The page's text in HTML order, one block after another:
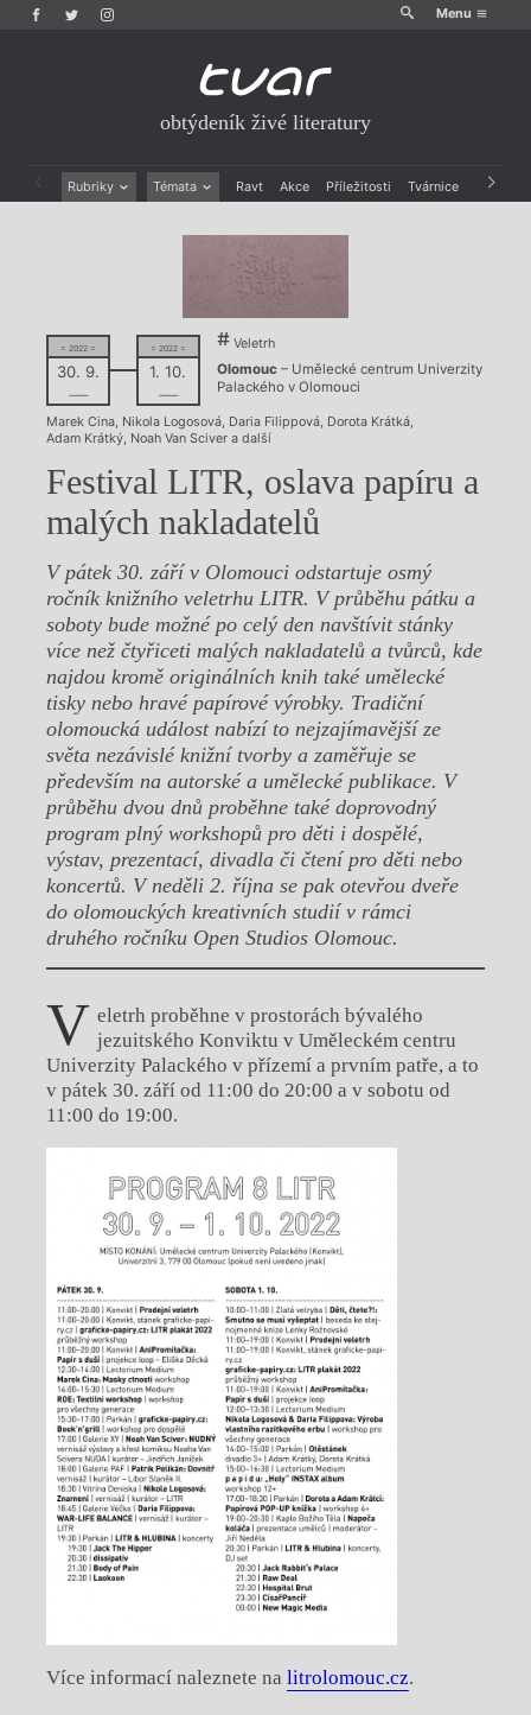
Menu
obtýdeník živé literatury
Rubriky Témata Ravt Akce Příležitosti Tvárnice Archiv
Rozhovory
Historie kolonialismu
Dokument
Výroční ceny
= 2022 =
30. 9.
––––
= 2022 =
1. 10.
––––
Veletrh
Olomouc– Umělecké centrum Univerzity
Palackého v Olomouci
Marek Cina, Nikola Logosová, Daria Filippová, Dorota Krátká,
Adam Krátký, Noah Van Scivera další
Festival LITR, oslava papíru a
malých nakladatelů
V pátek 30. září v Olomouci odstartuje osmý
ročník knižního veletrhu LITR. V průběhu pátku a
soboty bude možné po celý den navštívit stánky
více než čtyřiceti malých nakladatelů a tvůrců, kde
najdou kromě originálních knih také umělecké
tisky nebo hravé papírové výrobky. Tradiční
olomoucká událost nabízí to nejzajímavější ze
světa nezávislé knižní tvorby a zaměřuje se
především na autorské a umělecké publikace. V
průběhu dvou dnů proběhne také doprovodný
program plný workshopů pro děti i dospělé,
výstav, prezentací, divadla či čtení pro děti nebo
koncertů. V neděli 2. října se pak otevřou dveře
do olomouckých kreativních studií v rámci
druhého ročníku Open Studios Olomouc.
V eletrh proběhne v prostorách bývalého
jezuitského Konviktu v Uměleckém centru
Univerzity Palackého v přízemí a prvním patře, a to
v pátek 30. září od 11:00 do 20:00 a v sobotu od
11:00 do 19:00.
Více informací naleznete na litrolomouc.cz.